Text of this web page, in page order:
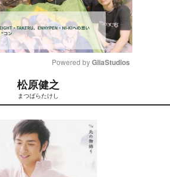
t
Powered by GliaStudios
松原健之
まつばらたけし